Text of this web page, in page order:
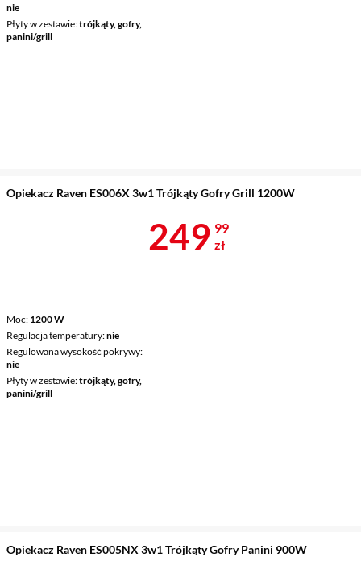
nie
Płyty w zestawie trójkąty, gofry,
panini/grill
Opiekacz Raven ES006X 3w1 Trójkąty Gofry Grill 1200W
Moc 1200 W
Regulacja temperatury nie
Regulowana wysokość pokrywy
nie
Płyty w zestawie trójkąty, gofry,
panini/grill
Cena 249,99
249 99
zł
Opiekacz Raven ES005NX 3w1 Trójkąty Gofry Panini 900W